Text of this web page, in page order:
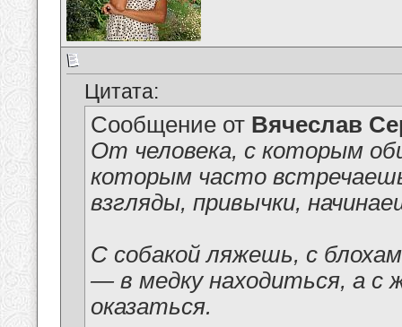
Цитата:
Сообщение от Вячеслав
От человека, с которым
которым часто
взгляды, привычки,
С собакой ляжешь, с
— в медку находиться, а с
оказаться.